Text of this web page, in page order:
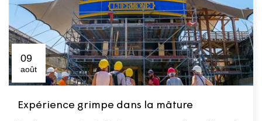
09
août
Expérience grimpe dans la mâture